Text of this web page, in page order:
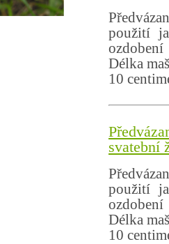
použití
Délka
10
svatební
použití
Délka
10